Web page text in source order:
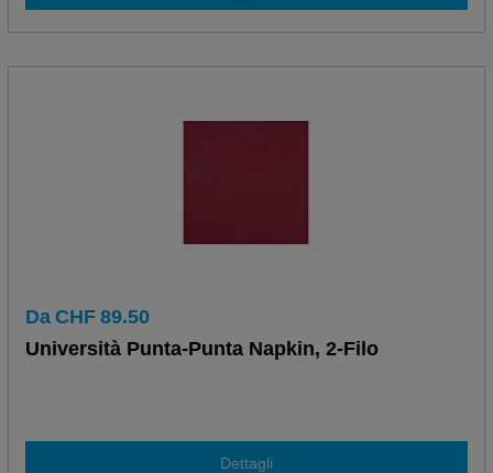
Da CHF 89.50
Università Punta-Punta Napkin, 2-Filo
Dettagli